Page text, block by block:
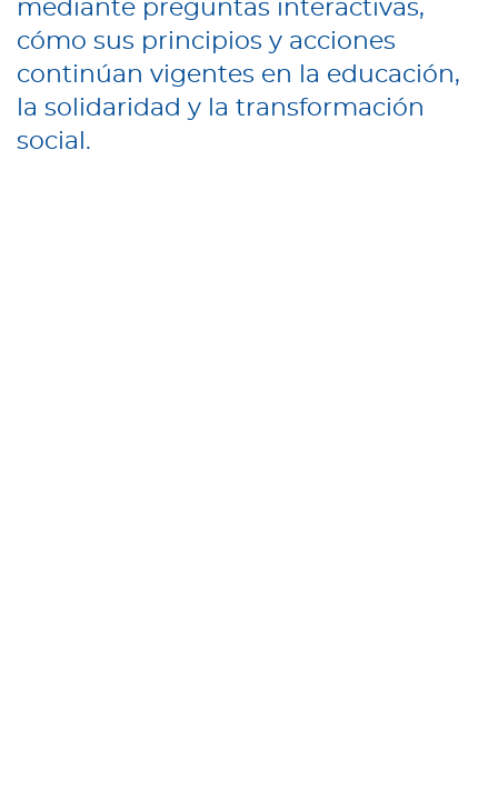
mediante preguntas interactivas,
cómo sus principios y acciones
continúan vigentes en la educación,
la solidaridad y la transformación
social.